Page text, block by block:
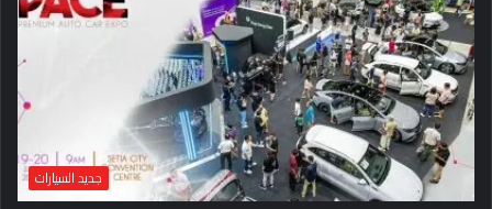
جديد السيارات